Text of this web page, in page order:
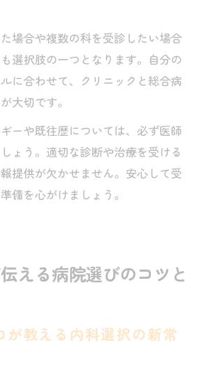
場合や複数の科を受診したい場合
選択肢の一つとなります。自分の
に合わせて、クリニックと総合病
大切です。
ーや既往歴については、必ず医師
ょう。適切な診断や治療を受ける
提供が欠かせません。安心して受
備を心がけましょう。
える病院選びのコツと
が教える内科選択の新常